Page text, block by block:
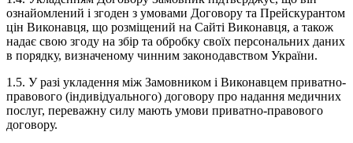
ознайомлений і згоден з умовами Договору та Прейскурантом
цін Виконавця, що розміщений на Сайті Виконавця, а також
надає свою згоду на збір та обробку своїх персональних даних
в порядку, визначеному чинним законодавством України.
1.5. У разі укладення між Замовником і Виконавцем приватно-
правового (індивідуального) договору про надання медичних
послуг, переважну силу мають умови приватно-правового
договору.